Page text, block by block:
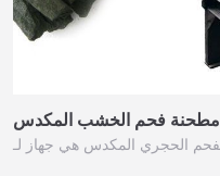
مطحنة فحم الخشب المكدس